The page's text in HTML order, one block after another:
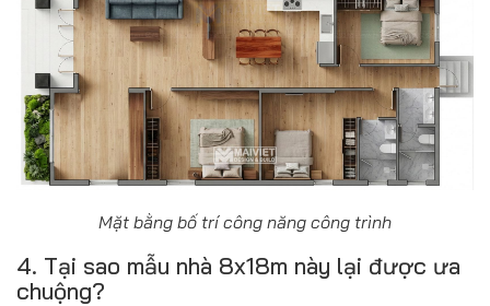
Mặt bằng bố trí công năng công trình
4. Tại sao mẫu nhà 8x18m này lại được ưa
chuộng?